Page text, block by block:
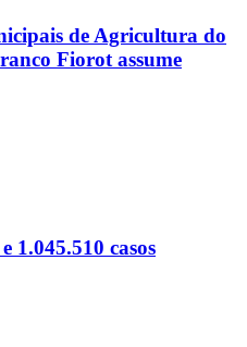
de Agricultura do
Fiorot assume
1.045.510 casos